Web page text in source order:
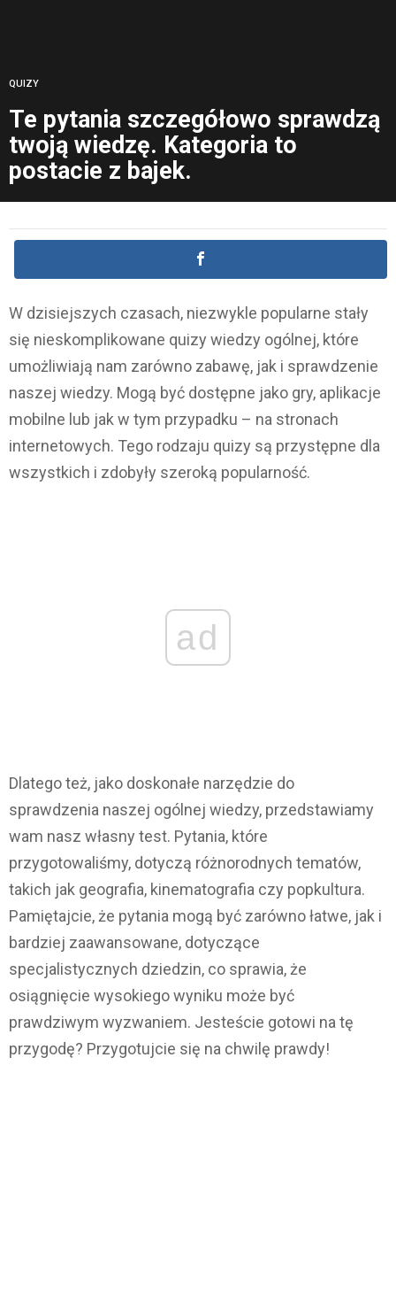
QUIZY
Te pytania szczegółowo sprawdzą
twoją wiedzę. Kategoria to
postacie z bajek.
W dzisiejszych czasach, niezwykle popularne stały
się nieskomplikowane quizy wiedzy ogólnej, które
umożliwiają nam zarówno zabawę, jak i sprawdzenie
naszej wiedzy. Mogą być dostępne jako gry, aplikacje
mobilne lub jak w tym przypadku – na stronach
internetowych. Tego rodzaju quizy są przystępne dla
wszystkich i zdobyły szeroką popularność.
ad
Dlatego też, jako doskonałe narzędzie do
sprawdzenia naszej ogólnej wiedzy, przedstawiamy
wam nasz własny test. Pytania, które
przygotowaliśmy, dotyczą różnorodnych tematów,
takich jak geografia, kinematografia czy popkultura.
Pamiętajcie, że pytania mogą być zarówno łatwe, jak i
bardziej zaawansowane, dotyczące
specjalistycznych dziedzin, co sprawia, że
osiągnięcie wysokiego wyniku może być
prawdziwym wyzwaniem. Jesteście gotowi na tę
przygodę? Przygotujcie się na chwilę prawdy!